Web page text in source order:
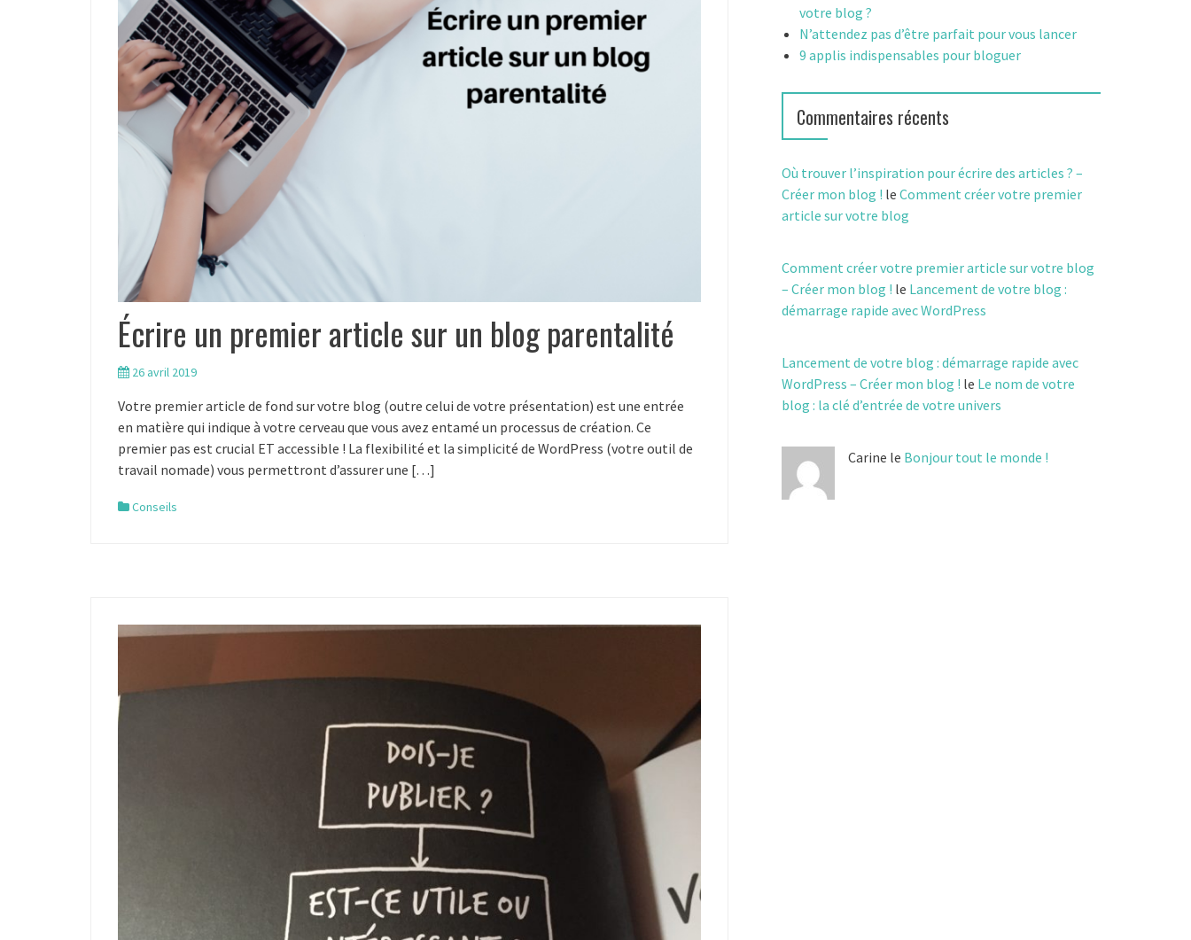
Écrire un premier article sur un blog parentalité
26 avril 2019
Votre premier article de fond sur votre blog (outre celui de votre présentation) est une entrée
en matière qui indique à votre cerveau que vous avez entamé un processus de création. Ce
premier pas est crucial ET accessible ! La flexibilité et la simplicité de WordPress (votre outil de
travail nomade) vous permettront d’assurer une […]
Conseils
votre blog ?
N’attendez pas d’être parfait pour vous lancer
9 applis indispensables pour bloguer
Commentaires récents
Où trouver l’inspiration pour écrire des articles ? –
Créer mon blog ! le Comment créer votre premier
article sur votre blog
Comment créer votre premier article sur votre blog
– Créer mon blog ! le Lancement de votre blog :
démarrage rapide avec WordPress
Lancement de votre blog : démarrage rapide avec
WordPress – Créer mon blog ! le Le nom de votre
blog : la clé d’entrée de votre univers
Carine le Bonjour tout le monde !